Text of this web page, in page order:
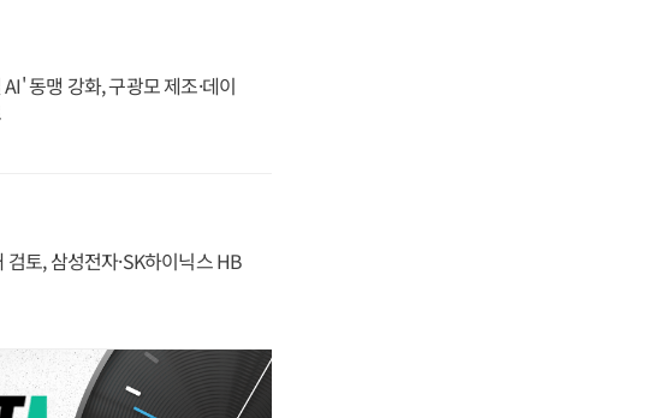
동맹 강화, 구광모 제조·데이
토, 삼성전자·SK하이닉스 HB